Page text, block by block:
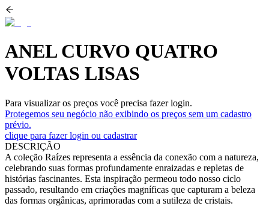
ANEL CURVO QUATRO
VOLTAS LISAS
Para visualizar os preços você precisa fazer login.
Protegemos seu negócio não exibindo os preços sem um cadastro
prévio.
clique para fazer login ou cadastrar
DESCRIÇÃO
A coleção Raízes representa a essência da conexão com a natureza,
celebrando suas formas profundamente enraizadas e repletas de
histórias fascinantes. Esta inspiração permeou todo nosso ciclo
passado, resultando em criações magníficas que capturam a beleza
das formas orgânicas, aprimoradas com a sutileza de cristais.